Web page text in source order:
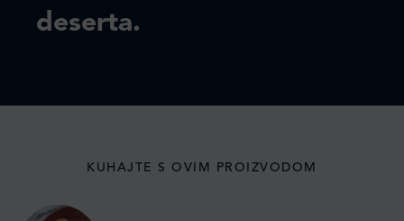
deserta.
KUHAJTE S OVIM PROIZVODOM